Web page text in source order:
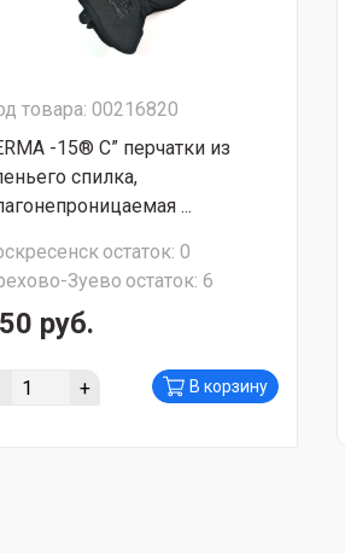
товара: 00216820
-15® C” перчатки из
спилка,
...
остаток: 0
Зуево остаток: 6
руб.
+ В корзину